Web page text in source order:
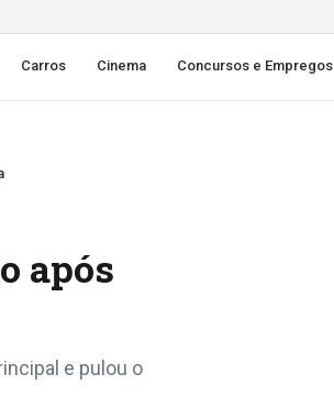
Carros Cinema Concursos e Empregos
após
e pulou o